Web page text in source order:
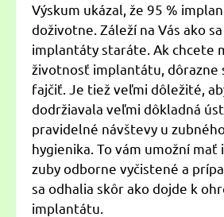
Výskum ukázal, že 95 %
doživotne. Záleží na Vás ako
implantáty staráte. Ak chcete
životnosť implantátu, dôrazne
fajčiť. Je tiež veľmi dôležité,
dodržiavala veľmi dôkladná
pravidelné návštevy u
hygienika. To vám umožní mať
zuby odborne vyčistené a
sa odhalia skôr ako dojde k
implantátu.